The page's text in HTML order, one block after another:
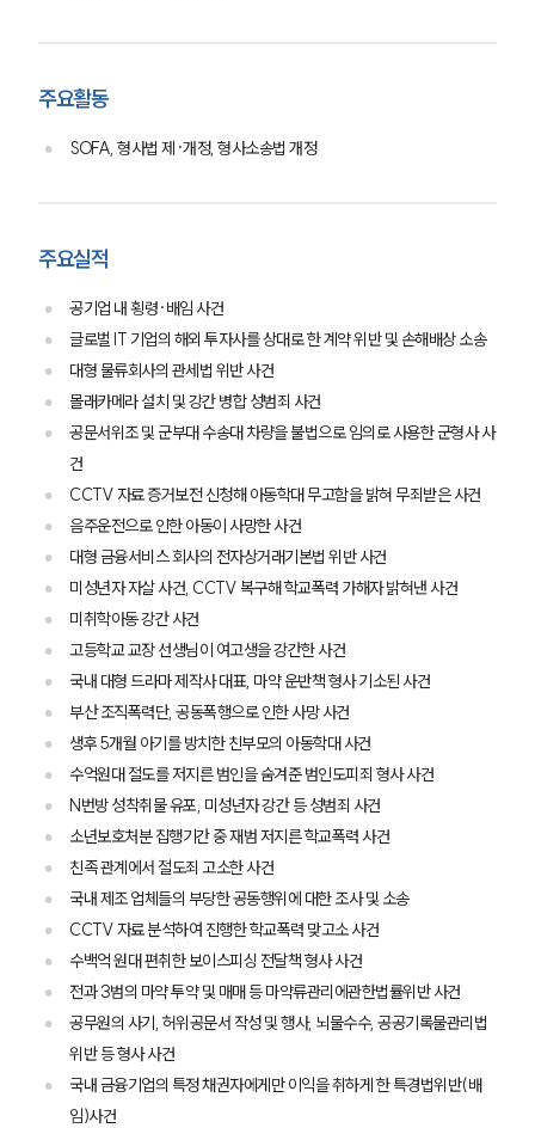
팀소개
팀소개
대륜의 강점
오시는 길
글로벌 파트너 로펌
고객의 소리
통합검색
AI대륜
업무사례
주요 업무사례
주요활동
SOFA, 형사법 제·개정, 형사소송법 개정
주요실적
공기업 내 횡령·배임 사건
글로벌 IT 기업의 해외 투자사를 상대로 한 계약 위반 및 손해배상 소송
대형 물류회사의 관세법 위반 사건
몰래카메라 설치 및 강간 병합 성범죄 사건
공문서위조 및 군부대 수송대 차량을 불법으로 임의로 사용한 군형사 사
건
CCTV 자료 증거보전 신청해 아동학대 무고함을 밝혀 무죄받은 사건
음주운전으로 인한 아동이 사망한 사건
대형 금융서비스 회사의 전자상거래기본법 위반 사건
미성년자 자살 사건, CCTV 복구해 학교폭력 가해자 밝혀낸 사건
미취학아동 강간 사건
고등학교 교장 선생님이 여고생을 강간한 사건
국내 대형 드라마 제작사 대표, 마약 운반책 형사 기소된 사건
부산 조직폭력단, 공동폭행으로 인한 사망 사건
생후 5개월 아기를 방치한 친부모의 아동학대 사건
수억원대 절도를 저지른 범인을 숨겨준 범인도피죄 형사 사건
N번방 성착취물 유포, 미성년자 강간 등 성범죄 사건
소년보호처분 집행기간 중 재범 저지른 학교폭력 사건
친족 관계에서 절도죄 고소한 사건
국내 제조 업체들의 부당한 공동행위에 대한 조사 및 소송
CCTV 자료 분석하여 진행한 학교폭력 맞고소 사건
수백억 원대 편취한 보이스피싱 전달책 형사 사건
전과 3범의 마약 투약 및 매매 등 마약류관리에관한법률위반 사건
공무원의 사기, 허위공문서 작성 및 행사, 뇌물수수, 공공기록물관리법
위반 등 형사 사건
국내 금융기업의 특정 채권자에게만 이익을 취하게 한 특경법위반(배
임)사건